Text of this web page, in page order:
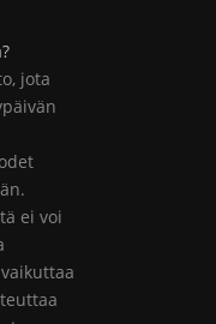
jota
ei voi